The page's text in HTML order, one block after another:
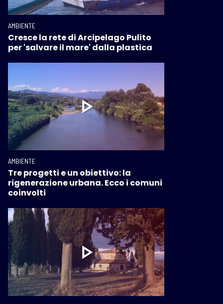
AMBIENTE
Cresce la rete di Arcipelago Pulito
per 'salvare il mare' dalla plastica
AMBIENTE
Tre progetti e un obiettivo: la
rigenerazione urbana. Ecco i comuni
coinvolti